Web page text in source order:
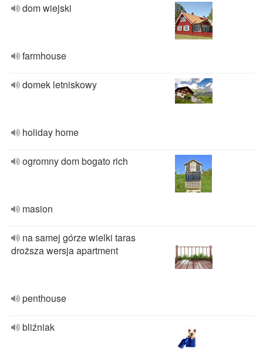
dom wiejski
farmhouse
domek letniskowy
holiday home
ogromny dom bogato rich
masion
na samej górze wielki taras
droższa wersja apartment
penthouse
bliźniak